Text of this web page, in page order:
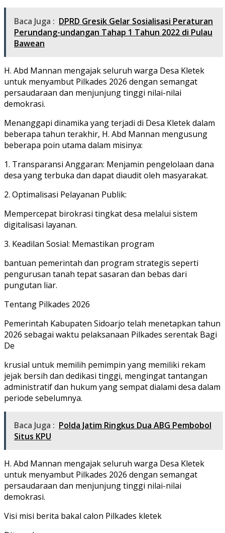
Baca Juga : DPRD Gresik Gelar Sosialisasi Peraturan
Perundang-undangan Tahap 1 Tahun 2022 di Pulau
Bawean
H. Abd Mannan mengajak seluruh warga Desa Kletek
untuk menyambut Pilkades 2026 dengan semangat
persaudaraan dan menjunjung tinggi nilai-nilai
demokrasi.
Menanggapi dinamika yang terjadi di Desa Kletek dalam
beberapa tahun terakhir, H. Abd Mannan mengusung
beberapa poin utama dalam misinya:
1. Transparansi Anggaran: Menjamin pengelolaan dana
desa yang terbuka dan dapat diaudit oleh masyarakat.
2. Optimalisasi Pelayanan Publik:
Mempercepat birokrasi tingkat desa melalui sistem
digitalisasi layanan.
3. Keadilan Sosial: Memastikan program
bantuan pemerintah dan program strategis seperti
pengurusan tanah tepat sasaran dan bebas dari
pungutan liar.
Tentang Pilkades 2026
Pemerintah Kabupaten Sidoarjo telah menetapkan tahun
2026 sebagai waktu pelaksanaan Pilkades serentak Bagi
De
krusial untuk memilih pemimpin yang memiliki rekam
jejak bersih dan dedikasi tinggi, mengingat tantangan
administratif dan hukum yang sempat dialami desa dalam
periode sebelumnya.
Baca Juga : Polda Jatim Ringkus Dua ABG Pembobol
Situs KPU
H. Abd Mannan mengajak seluruh warga Desa Kletek
untuk menyambut Pilkades 2026 dengan semangat
persaudaraan dan menjunjung tinggi nilai-nilai
demokrasi.
Visi misi berita bakal calon Pilkades kletek